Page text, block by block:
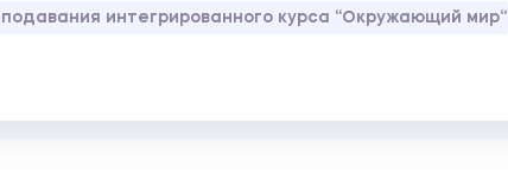
интегрированного курса “Окружающий мир“